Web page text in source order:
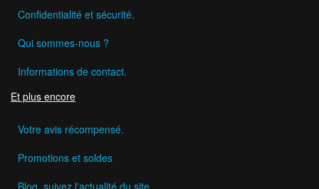
Confidentialité et sécurité.
Qui sommes-nous ?
Informations de contact.
Et plus encore
Votre avis récompensé.
Promotions et soldes
Blog, suivez l'actualité du site.